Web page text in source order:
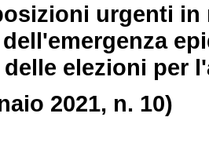
urgenti in
elezioni per
2021, n. 10)